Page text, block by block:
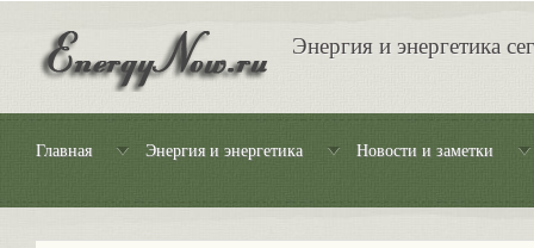
Энергия и энергетика
Главная Энергия и энергетика Новости и заметки